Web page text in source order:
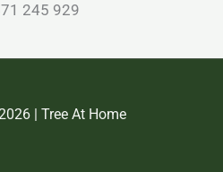
245 929
| Tree At Home